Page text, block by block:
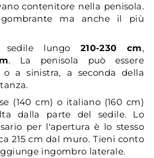
contenitore nella penisola.
ma anche il più
sedile lungo 210-230 cm,
. La penisola può essere
o a sinistra, a seconda della
(140 cm) o italiano (160 cm)
dalla parte del sedile. Lo
per l'apertura è lo stesso
215 cm dal muro. Tieni conto
ingombro laterale.